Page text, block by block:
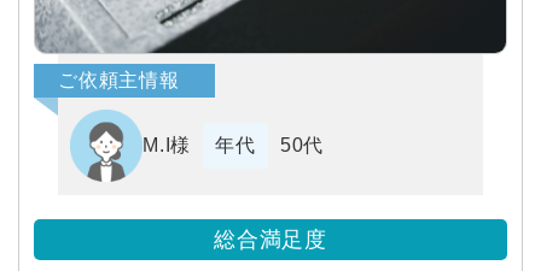
ご依頼主情報
M.I様 年代 50代
総合満足度